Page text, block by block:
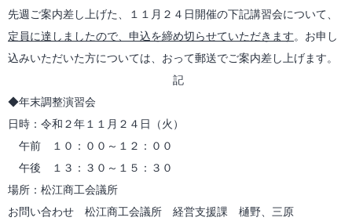
先週ご案内差し上げた、１１月２４日開催の下記講習会について、
定員に達しましたので、申込を締め切らせていただきます。お申し
込みいただいた方については、おって郵送でご案内差し上げます。
記
◆年末調整演習会
日時：令和２年１１月２４日（火）
午前 １０：００～１２：００
午後 １３：３０～１５：３０
場所：松江商工会議所
お問い合わせ 松江商工会議所 経営支援課 樋野、三原